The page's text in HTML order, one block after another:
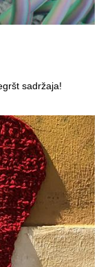
sadržaja!